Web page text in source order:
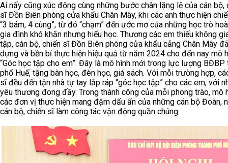
Ai nấy cũng xúc động cùng những bước chân lặng lẽ của cán bộ,
sĩ Đồn Biên phòng cửa khẩu Chân Mây, khi các anh thực hiện
“3 bám, 4 cùng”, từ đó “chạm” đến ước mơ của những học trò
gia đình khó khăn nhưng hiếu học. Thương các em thiếu không
tập, cán bộ, chiến sĩ Đồn Biên phòng cửa khẩu cảng Chân Mây
dựng và bền bỉ thực hiện hiệu quả từ năm 2024 cho đến nay mô
“Góc học tập cho em”. Đây là mô hình mới trong lực lượng BĐBP
phố Huế, tặng bàn học, đèn học, giá sách. Với mỗi trường hợp,
sĩ đều đến tận nhà tự tay lắp ráp “góc học tập” cho các em, với
yêu thương đong đầy. Trong thành công của mỗi phong trào, mô
các đơn vị thực hiện mang đậm dấu ấn của những cán bộ Đoàn,
cán bộ, chiến sĩ làm công tác vận động quần chúng.